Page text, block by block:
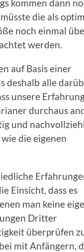
kommen dann
die als
noch einmal
werden.
auf Basis einer
deshalb alle
unsere
durchaus
und
die eigenen
Einsicht, dass es
man keine
Dritter
überprüfen
mit Anfängern,